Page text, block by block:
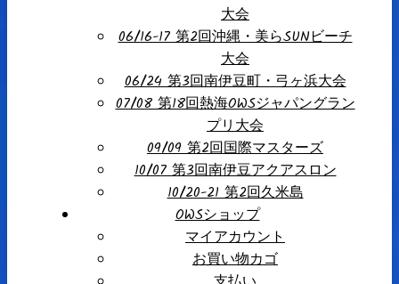
大会
06/16-17 第2回沖縄・美らSUNビーチ
大会
06/24 第3回南伊豆町・弓ヶ浜大会
07/08 第18回熱海OWSジャパングラン
プリ大会
09/09 第2回国際マスターズ
10/07 第3回南伊豆アクアスロン
10/20-21 第2回久米島
OWSショップ
マイアカウント
お買い物カゴ